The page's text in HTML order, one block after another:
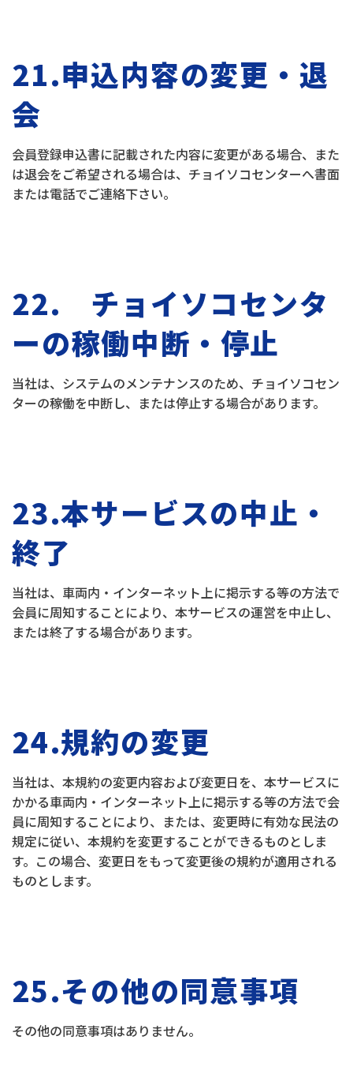
21.申込内容の変更・退
会
会員登録申込書に記載された内容に変更がある場合、また
は退会をご希望される場合は、チョイソコセンターへ書面
または電話でご連絡下さい。
22. チョイソコセンタ
ーの稼働中断・停止
当社は、システムのメンテナンスのため、チョイソコセン
ターの稼働を中断し、または停止する場合があります。
23.本サービスの中止・
終了
当社は、車両内・インターネット上に掲示する等の方法で
会員に周知することにより、本サービスの運営を中止し、
または終了する場合があります。
24.規約の変更
当社は、本規約の変更内容および変更日を、本サービスに
かかる車両内・インターネット上に掲示する等の方法で会
員に周知することにより、または、変更時に有効な民法の
規定に従い、本規約を変更することができるものとしま
す。この場合、変更日をもって変更後の規約が適用される
ものとします。
25.その他の同意事項
その他の同意事項はありません。